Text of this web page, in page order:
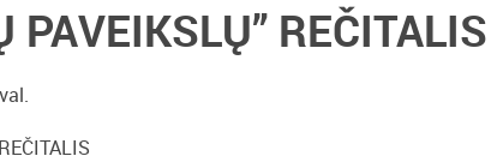
PAVEIKSLŲ” REČITALIS